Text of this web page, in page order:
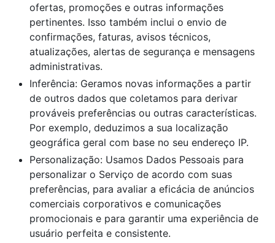
ofertas, promoções e outras informações
pertinentes. Isso também inclui o envio de
confirmações, faturas, avisos técnicos,
atualizações, alertas de segurança e mensagens
administrativas.
Inferência: Geramos novas informações a partir
de outros dados que coletamos para derivar
prováveis preferências ou outras características.
Por exemplo, deduzimos a sua localização
geográfica geral com base no seu endereço IP.
Personalização: Usamos Dados Pessoais para
personalizar o Serviço de acordo com suas
preferências, para avaliar a eficácia de anúncios
comerciais corporativos e comunicações
promocionais e para garantir uma experiência de
usuário perfeita e consistente.